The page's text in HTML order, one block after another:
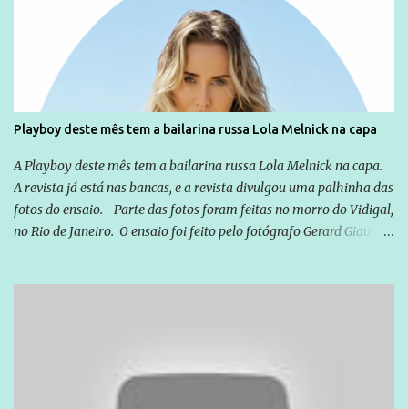
cotidiana, corriqueira e cada vez mais preocupantes, do tipo que
você já esta acostumado a ver neste espaço, vou trabalhar a ideia
que possibilite distribuir não só informações, mas que gere de
forma consistente a riqueza do conhecimento... Exemplo: o
cidadão brasileiro não precisa só ser informado sobre operações
da Lava Jato, Reformas que podem retirar ou não direitos, ou
quem vai ser preso ou não; é preciso levar até as pessoas, do mais
simples ao mais burguês, o que diz a nossa Constituição, quais são
seus direitos e deveres em ...
Playboy deste mês tem a bailarina russa Lola Melnick na capa
A Playboy deste mês tem a bailarina russa Lola Melnick na capa.
A revista já está nas bancas, e a revista divulgou uma palhinha das
fotos do ensaio. Parte das fotos foram feitas no morro do Vidigal,
no Rio de Janeiro. O ensaio foi feito pelo fotógrafo Gerard Giaume